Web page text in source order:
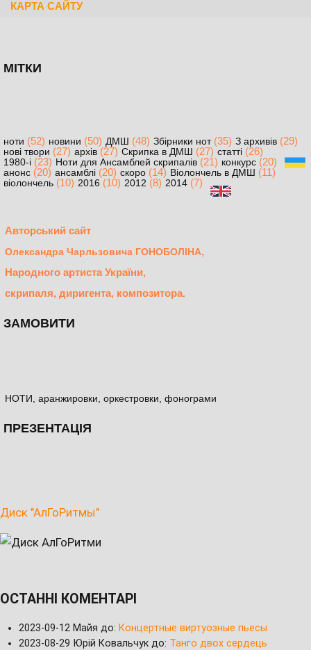
КАРТА САЙТУ
МІТКИ
ноти (52) новини (50) ДМШ (48) Збірники нот(35) З архивів (29)
нові твори (27) архів (27) Скрипка в ДМШ (27) статті (26)
1980-і (23) Ноти для Ансамблей скрипалів (21) конкурс (20)
анонс (20) ансамблі (20) скоро (14) Віолончель в ДМШ (11)
віолончель (10) 2016 (10) 2012 (8) 2014 (7)
Авторський сайт
Олександра Чарльзовича ГОНОБОЛІНА,
Народного артиста України,
скрипаля, диригента, композитора.
ЗАМОВИТИ
НОТИ, аранжировки, оркестровки, фонограми
ПРЕЗЕНТАЦІЯ
Диск "АлГоРитмы"
ОСТАННІ КОМЕНТАРІ
2023-09-12 Майя до: Концертные виртуозные пьесы
2023-08-29 Юрій Ковальчук до: Танго двох сердець